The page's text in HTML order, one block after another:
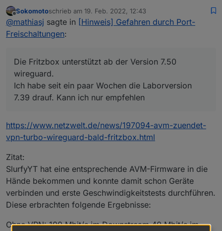
wireguard.
Ich habe seit ein paar Wochen die Laborversion 7.39
drauf. Kann ich nur empfehlen
Offline
Sokomotoschrieb am 19. Feb. 2022, 12:43
zuletzt editiert von
@mathiasj sagte in [Hinweis] Gefahren durch Port-
Freischaltungen:
Die Fritzbox unterstützt ab der Version 7.50
wireguard.
Ich habe seit ein paar Wochen die Laborversion
7.39 drauf. Kann ich nur empfehlen
https://www.netzwelt.de/news/197094-avm-zuendet-
vpn-turbo-wireguard-bald-fritzbox.html
Zitat:
SlurfyYT hat eine entsprechende AVM-Firmware in die
Hände bekommen und konnte damit schon Geräte
verbinden und erste Geschwindigkeitstests durchführen.
Diese erbrachten folgende Ergebnisse:
Ohne VPN: 100 Mbit/s im Downstream 40 Mbit/s im